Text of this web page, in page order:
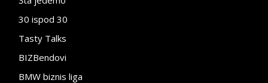
30 ispod 30
Tasty Talks
BIZBendovi
BMW biznis liga